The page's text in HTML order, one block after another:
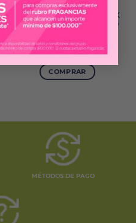
EXIMIA
HYALU FILLER COMPLEX
3D AIRLESS OJOS X 15 G
$57.800
COMPRAR
MÉTODOS DE PAGO